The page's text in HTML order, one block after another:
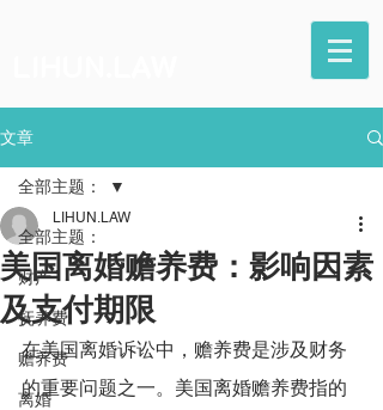
文章
全部主题：
财产
抚养费
赡养费
离婚
全部主题：
美国离婚赡养费：影响因素
及支付期限
LIHUN.LAW
在美国离婚诉讼中，赡养费是涉及财务
的重要问题之一。美国离婚赡养费指的